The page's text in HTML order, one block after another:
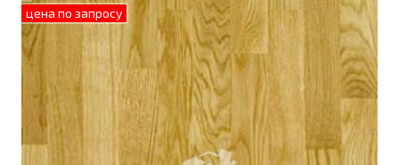
цена по запросу